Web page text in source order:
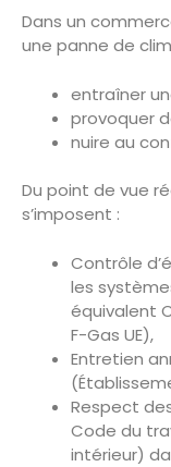
Dans un
une panne de
entraîner
provoquer
nuire au
Du point de vue
s’imposent :
Contrôle
les
équivalent
F-Gas UE),
Entretien
Respect
Code du
intérieur)